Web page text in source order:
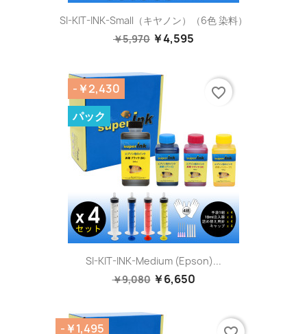
SI-KIT-INK-Small（キヤノン）（6色 染料）
￥5,970 ￥4,595
SI-KIT-INK-Medium (Epson)...
￥9,080 ￥6,650
-￥2,430
パック
favorite_border
-￥1,495